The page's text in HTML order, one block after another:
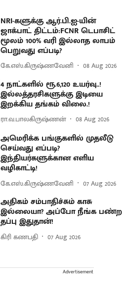
NRI-களுக்கு ஆர்.பி.ஐ-யின்
ஜாக்பாட் திட்டம்:FCNR டெபாசிட்
மூலம் 100% வரி இல்லாத லாபம்
பெறுவது எப்படி?
கே.எஸ்.கிருஷ்ணவேனி 08 Aug 2026
4 நாட்களில் ரூ.6,120 உயர்வு..!
இல்லத்தரசிகளுக்கு இடியை
இறக்கிய தங்கம் விலை.!
ரா.வ.பாலகிருஷ்ணன் 08 Aug 2026
அமெரிக்க பங்குகளில் முதலீடு
செய்வது எப்படி?
இந்தியர்களுக்கான எளிய
வழிகாட்டி!
கே.எஸ்.கிருஷ்ணவேனி 07 Aug 2026
அதிகம் சம்பாதிச்சும் காசு
இல்லையா? அப்போ நீங்க பண்ற
தப்பு இதுதான்!
கிரி கணபதி 07 Aug 2026
Advertisement